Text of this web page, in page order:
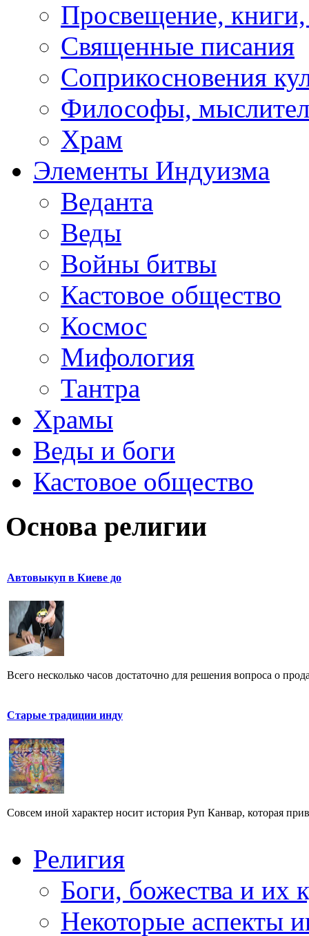
Просвещение, книги,
Священные писания
Соприкосновения
Философы,
Храм
Элементы Индуизма
Веданта
Веды
Войны битвы
Кастовое общество
Космос
Мифология
Тантра
Храмы
Веды и боги
Кастовое общество
Основа религии
Автовыкуп в Киеве до
Всего несколько часов достаточно для решения вопроса о
Старые традиции инду
Совсем иной характер носит история Руп Канвар, которая
Религия
Боги, божества и их
Некоторые аспекты